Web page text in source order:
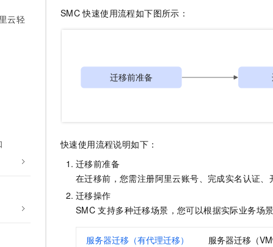
云轻
SMC 快速使用流程如下图所示：
快速使用流程说明如下：
迁移前准备
在迁移前，您需注册阿里云账号、完成实名认证、
迁移操作
SMC 支持多种迁移场景，您可以根据实际业务场
服务器迁移（有代理迁移） 服务器迁移（